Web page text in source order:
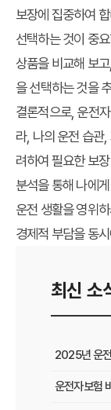
보장에 집중하여
선택하는 것이 중
상품을 비교해 보
을 선택하는 것을
결론적으로, 운전
라, 나의 운전 습관
려하여 필요한 보
분석을 통해 나에
운전 생활을 영위
경제적 부담을 동
최신 소
2025년 운
운전자보험